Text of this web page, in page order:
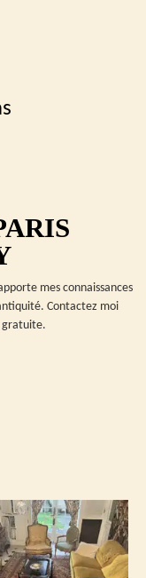
mes connaissances
Contactez moi
gratuite.